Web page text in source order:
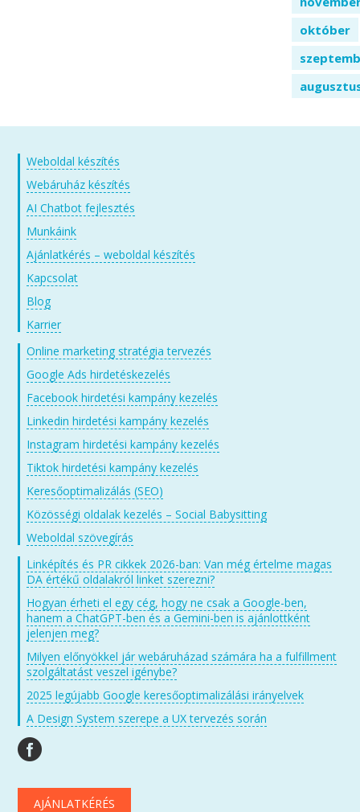
október
Weboldal készítés
Webáruház készítés
AI Chatbot fejlesztés
Munkáink
Ajánlatkérés – weboldal készítés
Kapcsolat
Blog
Karrier
Online marketing stratégia tervezés
Google Ads hirdetéskezelés
Facebook hirdetési kampány kezelés
Linkedin hirdetési kampány kezelés
Instagram hirdetési kampány kezelés
Tiktok hirdetési kampány kezelés
Keresőoptimalizálás (SEO)
Közösségi oldalak kezelés – Social Babysitting
Weboldal szövegírás
Linképítés és PR cikkek 2026-ban: Van még értelme magas
DA értékű oldalakról linket szerezni?
Hogyan érheti el egy cég, hogy ne csak a Google-ben,
hanem a ChatGPT-ben és a Gemini-ben is ajánlottként
jelenjen meg?
Milyen előnyökkel jár webáruházad számára ha a fulfillment
szolgáltatást veszel igénybe?
2025 legújabb Google keresőoptimalizálási irányelvek
A Design System szerepe a UX tervezés során
AJÁNLATKÉRÉS